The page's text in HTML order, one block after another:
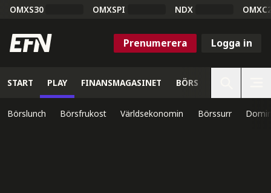
OMXS30 OMXSPI NDX
Prenumerera Logga in
START PLAY FINANSMAGASINET BÖRS
Börslunch Börsfrukost Världsekonomin Börssurr